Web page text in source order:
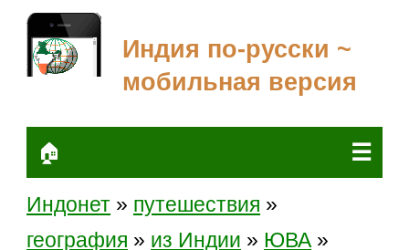
Индия по-русски ~
мобильная версия
🏠 ☰
Индонет » путешествия »
география » из Индии » ЮВА»